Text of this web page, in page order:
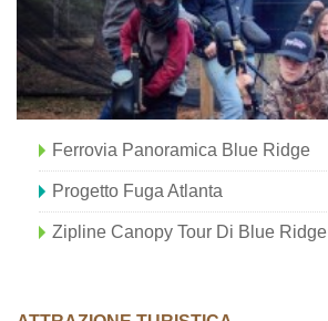
Ferrovia Panoramica Blue Ridge
Progetto Fuga Atlanta
Zipline Canopy Tour Di Blue Ridge